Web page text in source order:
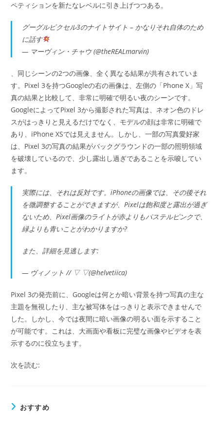
ペティションを新たなレベルに引き上げつつある。
グーグルピクセル3のナイトサイト – かなりそれ自体のため
に話す
— マーヴィン・チャウ (@theREALmarvin)
、同じシーンの2つの画像、全く異なる結果が共有されていま
す。Pixel 3を持つGoogleの右の画像は、左側の「Phone X」写
真の結果と比較して、非常に明確で明るい夜のシーンです。
GoogleによってPixel 3から撮影された写真は、ネオン色のドレ
スがはっきりと見えるだけでなく、モデルの顔は非常に明確で
あり、iPhone XSでは見えません。しかし、一部の写真愛好家
は、Pixel 3の写真の結果がバックグラウンドの一部の照明領域
を破壊しているので、少し露出し過ぎであることを示唆してい
ます。
実際には、それは反対です。iPhoneの画像では、その後それ
を微調整することができますが、Pixelは飽和度と露出が過ぎ
ないため、Pixel画像のライトが赤よりもパステルピンクで、
緑よりも青いことがわかりますか?
また、詳細を見逃します:
— ヴィノット // ▽ ▽(@helvetiica)
Pixel 3の発売前に、Googleは何とか暗い背景を持つ写真の主な
主題を無視したり、主な被写体をはっきりと表示できませんで
した。しかし、今では夜間に暗い画像の明るい面を示すること
が可能です。これは、大画面や看板に完璧な画像やビデオを表
示するのに役立ちます。
次を読む:
おすすめ